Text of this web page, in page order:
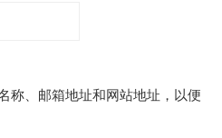
称、邮箱地址和网站地址，以便